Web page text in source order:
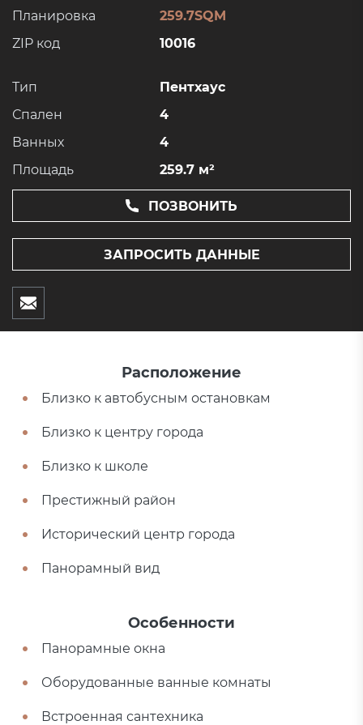
Планировка
259.7SQM
ZIP код
10016
Тип
Пентхаус
Спален
4
Ванных
4
Площадь
259.7 м²
ПОЗВОНИТЬ
ЗАПРОСИТЬ ДАННЫЕ
Расположение
Близко к автобусным остановкам
Близко к центру города
Близко к школе
Престижный район
Исторический центр города
Панорамный вид
Особенности
Панорамные окна
Оборудованные ванные комнаты
Встроенная сантехника